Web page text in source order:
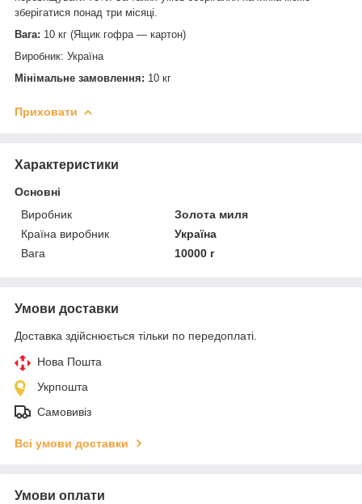
зберігатися понад три місяці.
Вага: 10 кг (Ящик гофра — картон)
Виробник: Україна
Мінімальне замовлення: 10 кг
Приховати
Характеристики
Основні
Виробник
Золота миля
Країна виробник
Україна
Вага
10000 г
Умови доставки
Доставка здійснюється тільки по передоплаті.
Нова Пошта
Укрпошта
Самовивіз
Всі умови доставки
Умови оплати